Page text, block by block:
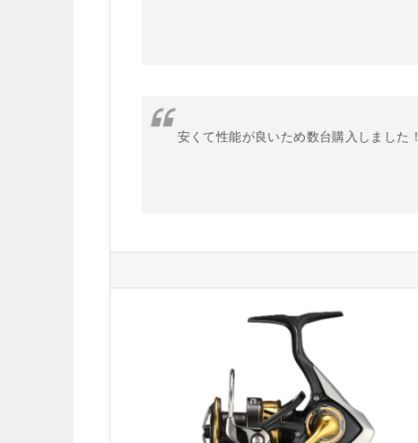
安くて性能が良いため数台購入しました！